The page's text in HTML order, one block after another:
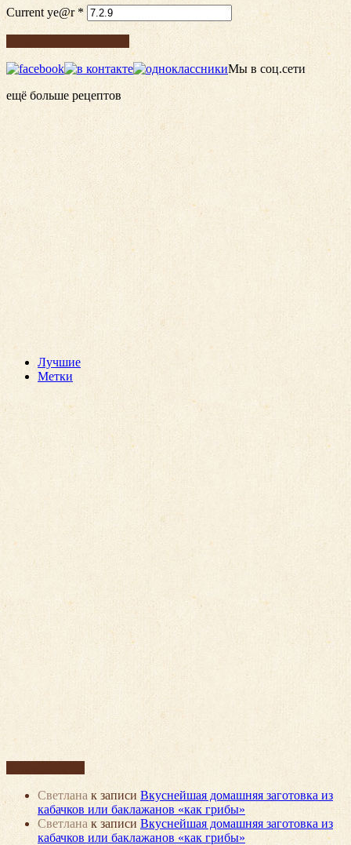
Current ye@r *
Мы в соц.сети
ещё больше рецептов
Лучшие
Метки
Светлана к записи Вкуснейшая домашняя заготовка из
кабачков или баклажанов «как грибы»
Светлана к записи Вкуснейшая домашняя заготовка из
кабачков или баклажанов «как грибы»